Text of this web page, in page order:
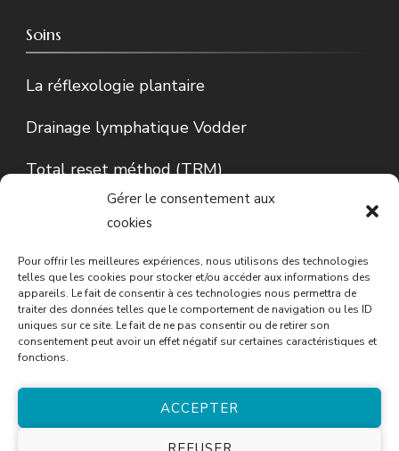
Gérer le consentement aux
cookies
Pour offrir les meilleures expériences, nous utilisons des technologies
telles que les cookies pour stocker et/ou accéder aux informations des
appareils. Le fait de consentir à ces technologies nous permettra de
traiter des données telles que le comportement de navigation ou les ID
uniques sur ce site. Le fait de ne pas consentir ou de retirer son
consentement peut avoir un effet négatif sur certaines caractéristiques et
fonctions.
ACCEPTER
Soins
La réflexologie plantaire
Drainage lymphatique Vodder
Total reset méthod (TRM)
Conseils en phytothérapie
© Copyright 2026Cécile Tourneau. Tous droits